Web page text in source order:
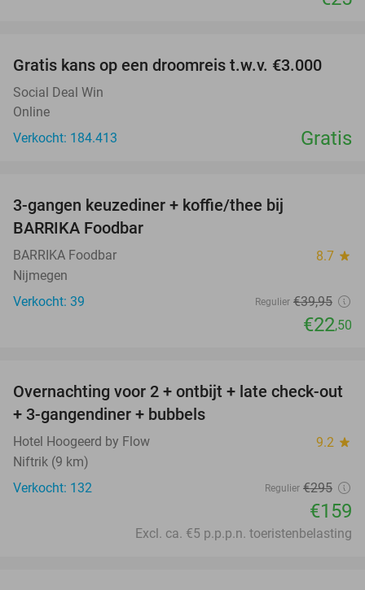
Gratis kans op een droomreis t.w.v. €3.000
Social Deal Win
Online
Verkocht: 184.413
Gratis
3-gangen keuzediner + koffie/thee bij
BARRIKA Foodbar
BARRIKA Foodbar 8.7 star
Nijmegen
Verkocht: 39
Regulier €39,95
€22,50
46%
Overnachting voor 2 + ontbijt + late check-out
+ 3-gangendiner + bubbels
Hotel Hoogeerd by Flow 9.2 star
Niftrik (9 km)
Verkocht: 132
Regulier €295
€159
Excl. ca. €5 p.p.p.n. toeristenbelasting